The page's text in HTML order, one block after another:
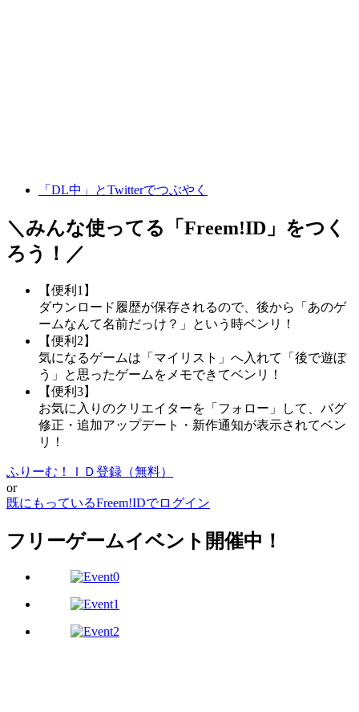
「DL中」とTwitterでつぶやく
＼みんな使ってる「 Freem!ID 」をつく
ろう！／
【便利1】
ダウンロード履歴が保存されるので、後から「あのゲ
ームなんて名前だっけ？」という時ベンリ！
【便利2】
気になるゲームは「マイリスト」へ入れて「後で遊ぼ
う」と思ったゲームをメモできてベンリ！
【便利3】
お気に入りのクリエイターを「フォロー」して、バグ
修正・追加アップデート・新作通知が表示されてベン
リ！
ふりーむ！ＩＤ登録（無料）
or
既にもっているFreem!IDでログイン
フリーゲームイベント開催中！